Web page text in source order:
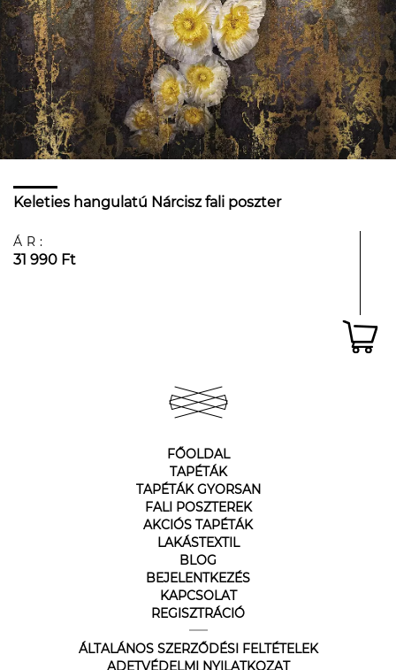
Keleties hangulatú Nárcisz fali poszter
ÁR:
31 990 Ft
FŐOLDAL
TAPÉTÁK
TAPÉTÁK GYORSAN
FALI POSZTEREK
AKCIÓS TAPÉTÁK
LAKÁSTEXTIL
BLOG
BEJELENTKEZÉS
KAPCSOLAT
REGISZTRÁCIÓ
ÁLTALÁNOS SZERZŐDÉSI FELTÉTELEK
ADETVÉDELMI NYILATKOZAT